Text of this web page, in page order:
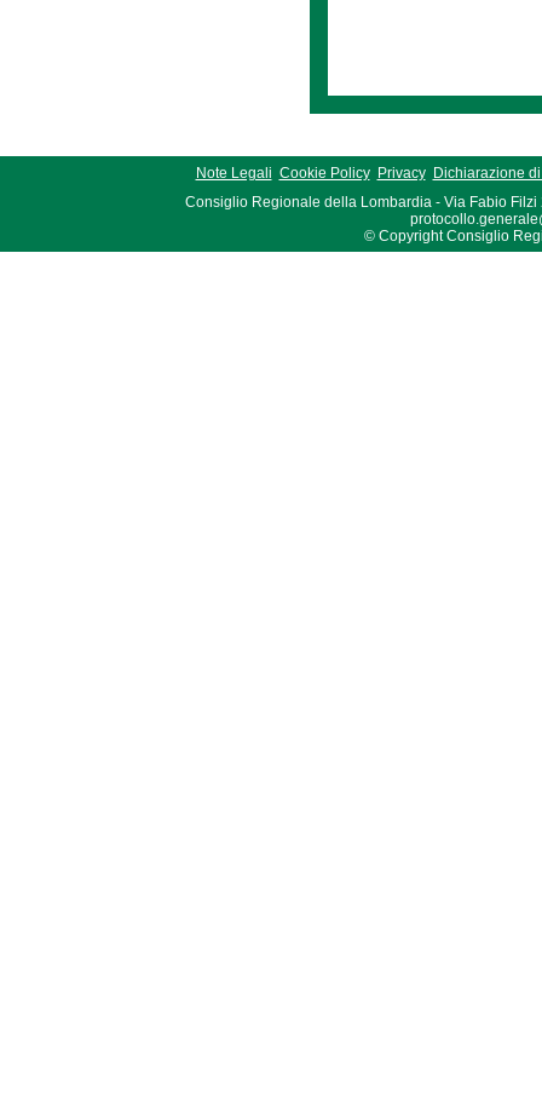
Note Legali Cookie Policy Privacy
Dichiarazione
Consiglio Regionale della Lombardia - Via Fabio Filzi
© Copyright Consiglio